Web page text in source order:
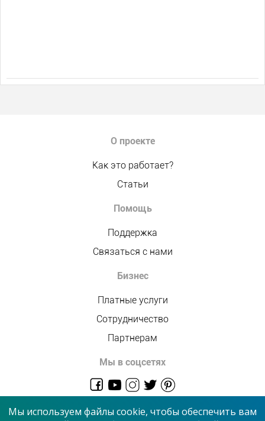
О проекте
Как это работает?
Статьи
Помощь
Поддержка
Связаться с нами
Бизнес
Платные услуги
Сотрудничество
Партнерам
Мы в соцсетях
Мы используем файлы cookie, чтобы обеспечить вам